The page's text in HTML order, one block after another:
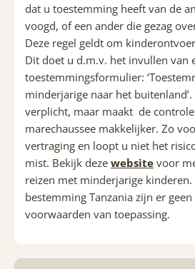
dat u toestemming heeft van de
voogd, of een ander die gezag
Deze regel geldt om
Dit doet u d.m.v. het invullen van
toestemmingsformulier:
minderjarige naar het
verplicht, maar maakt de
marechaussee makkelijker. Zo
vertraging en loopt u niet het
mist. Bekijk deze website voor
reizen met minderjarige kinderen.
bestemming Tanzania zijn er
voorwaarden van toepassing.